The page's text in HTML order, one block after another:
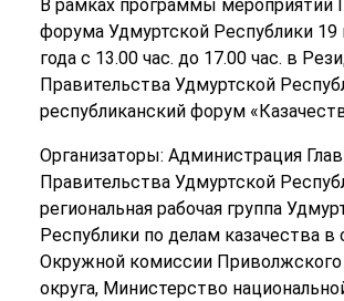
В рамках программы мероприятий
форума Удмуртской Республики 19
года с 13.00 час. до 17.00 час. в
Правительства Удмуртской
республиканский форум
Организаторы: Администрация
Правительства Удмуртской
региональная рабочая группа
Республики по делам казачества в
Окружной комиссии Приволжского
округа, Министерство